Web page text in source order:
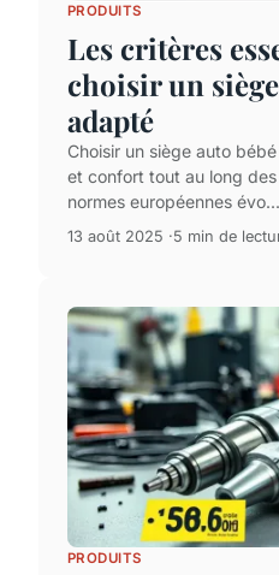
PRODUITS
Les critères
choisir un
adapté
Choisir un siège auto
et confort tout au long
normes européennes évo...
13 août 2025 5 min de
PRODUITS